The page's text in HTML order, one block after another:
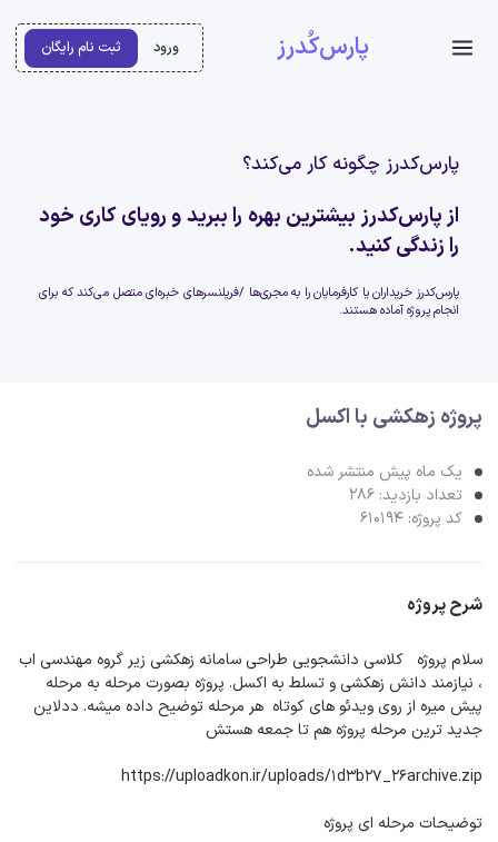
پارس‌کُدرز ورود ثبت نام رایگان
پارس‌کدرز چگونه کار می‌کند؟
از پارس‌کدرز بیشترین بهره را ببرید و رویای کاری خود
را زندگی کنید.
پارس‌کدرز خریداران یا کارفرمایان را به مجری‌ها /فریلنسرهای خبره‌ای متصل می‌کند که برای
انجام پروژه آماده هستند.
پروژه زهکشی با اکسل
یک ماه پیش منتشر شده
تعداد بازدید: 286
کد پروژه: 610194
شرح پروژه
سلام پروژه کلاسی دانشجویی طراحی سامانه زهکشی زیر گروه مهندسی اب
، نیازمند دانش زهکشی و تسلط به اکسل. پروژه بصورت مرحله به مرحله
پیش میره از روی ویدئو های کوتاه هر مرحله توضیح داده میشه. ددلاین
جدید ترین مرحله پروژه هم تا جمعه هستش
https://uploadkon.ir/uploads/1d3b27_26archive.zip
توضیحات مرحله ای پروژه